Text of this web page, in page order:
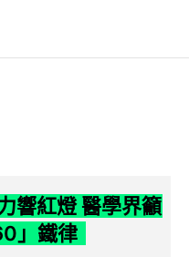
響紅燈 醫學界籲
」鐵律